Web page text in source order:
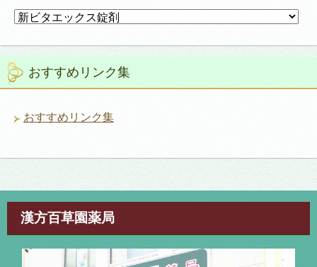
カ
ゴ
リ
ー おすすめリンク集
おすすめリンク集
漢方百草園薬局